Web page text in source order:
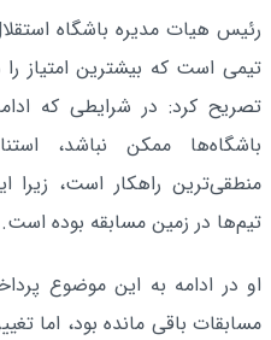
رئیس هیات ‌مدیره باشگاه
تیمی است که بیشترین امتیاز
تصریح کرد: در شرایطی که
باشگاه‌ها ممکن نباشد،
منطقی‌ترین راهکار است، زیرا
تیم‌ها در زمین مسابقه بوده است.
او در ادامه به این موضوع
مسابقات باقی مانده بود، اما